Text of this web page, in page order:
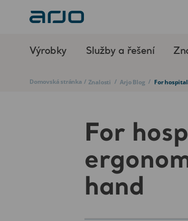
Výrobky Služby a řešení
Domovská stránka / Znalosti / Arjo Blog / For
For
hand